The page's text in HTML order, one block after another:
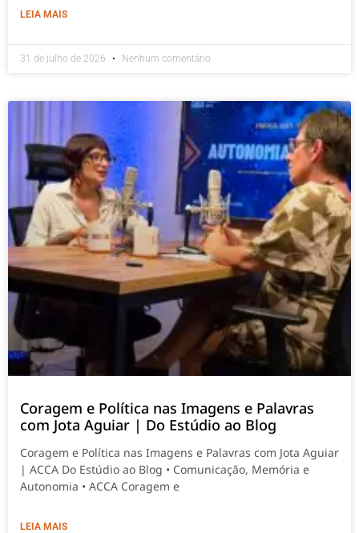
LEIA MAIS
31 de julho de 2026 Nenhum comentário
Coragem e Política nas Imagens e Palavras
com Jota Aguiar | Do Estúdio ao Blog
Coragem e Política nas Imagens e Palavras com Jota Aguiar
| ACCA Do Estúdio ao Blog • Comunicação, Memória e
Autonomia • ACCA Coragem e
LEIA MAIS